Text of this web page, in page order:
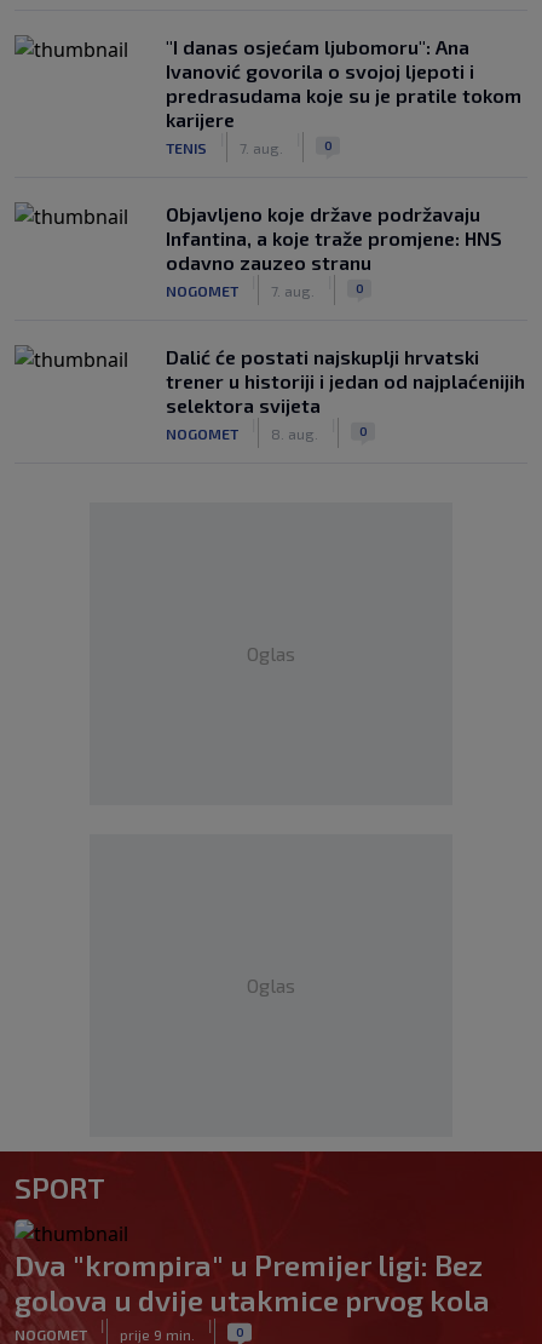
"I danas osjećam ljubomoru": Ana
Ivanović govorila o svojoj ljepoti i
predrasudama koje su je pratile tokom
karijere
TENIS 7. aug. 0
Objavljeno koje države podržavaju
Infantina, a koje traže promjene: HNS
odavno zauzeo stranu
NOGOMET 7. aug. 0
Dalić će postati najskuplji hrvatski
trener u historiji i jedan od najplaćenijih
selektora svijeta
NOGOMET 8. aug. 0
Oglas
Oglas
SPORT
Dva "krompira" u Premijer ligi: Bez
golova u dvije utakmice prvog kola
NOGOMET
|
prije 9 min.
| 0